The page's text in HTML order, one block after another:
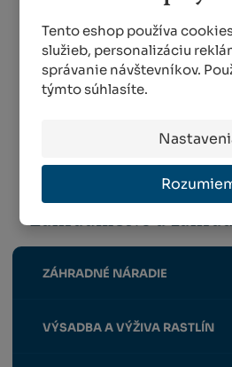
Tento eshop používa
služieb, personalizáciu
správanie návštevníkov.
týmto súhlasíte.
5,35 €
MENEJ AKO 5 KS
Záhradníctvo a
ZÁHRADNÉ NÁRADIE
VÝSADBA A VÝŽIVA RASTLÍN